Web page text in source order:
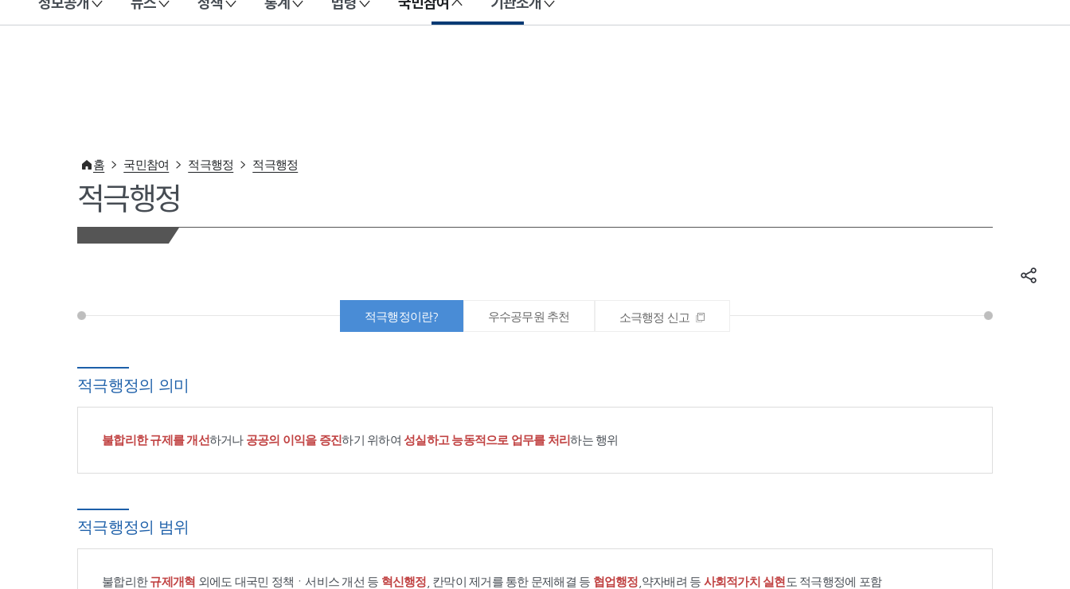
이 누리집은 대한민국 공식 전자정부 누리집입니다.
홈 국민참여 적극행정 적극행정
적극행정
적극행정이란? 우수공무원 추천 소극행정 신고
적극행정의 의미
불합리한 규제를 개선하거나 공공의 이익을 증진하기 위하여 성실하고 능동적으로 업무를 처리하는 행위
적극행정의 범위
불합리한규제개혁 외에도 대국민 정책ㆍ서비스 개선 등 혁신행정 , 칸막이 제거를 통한 문제해결 등 협업행정 ,약자배려 등 사회적가치 실현 도 적극행정에 포함